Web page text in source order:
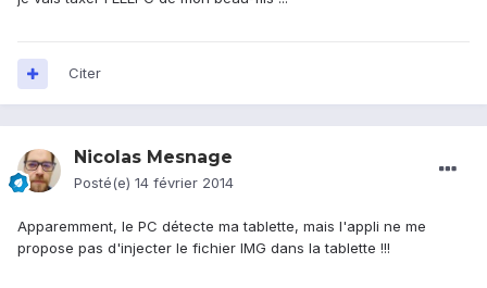
Citer
Nicolas Mesnage
Posté(e) 14 février 2014
Apparemment, le PC détecte ma tablette, mais l'appli ne me
propose pas d'injecter le fichier IMG dans la tablette !!!